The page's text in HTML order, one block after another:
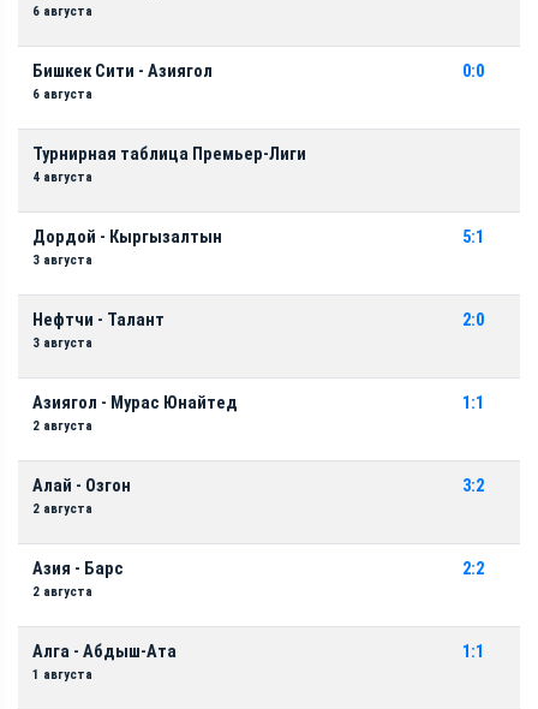
6 августа
Бишкек Сити - Азиягол
6 августа
0:0
Турнирная таблица Премьер-Лиги
4 августа
Дордой - Кыргызалтын
3 августа
5:1
Нефтчи - Талант
3 августа
2:0
Азиягол - Мурас Юнайтед
2 августа
1:1
Алай - Озгон
2 августа
3:2
Азия - Барс
2 августа
2:2
Алга - Абдыш-Ата
1 августа
1:1